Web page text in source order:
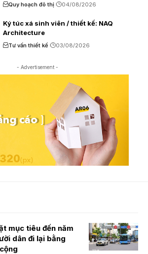
Quy hoạch đô thị 04/08/2026
Ký túc xá sinh viên / thiết kế: NAQ
Architecture
Tư vấn thiết kế 03/08/2026
- Advertisement -
mục tiêu đến năm
dân đi lại bằng